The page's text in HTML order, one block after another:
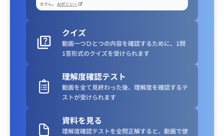
クイズ
動画一つひとつの内容を確認するために、1問
1答形式のクイズを受けられます
理解度確認テスト
動画を全て見終わった後、理解度を確認するテ
ストが受けられます
資料を見る
理解度確認テストを全問正解すると、動画で使